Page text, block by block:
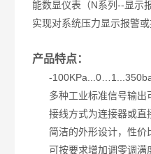
能数显仪表（N系列--显示
实现对系统压力显示报警或
产品特点：
-
多种工业标准信号输出
接线方式为连接器或直
简洁的外形设计，性价
可按要求增加调零调满